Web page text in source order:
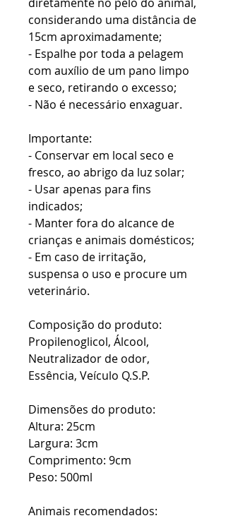
considerando uma distância de
15cm aproximadamente;
- Espalhe por toda a pelagem
com auxílio de um pano limpo
e seco, retirando o excesso;
- Não é necessário enxaguar.
Importante:
- Conservar em local seco e
fresco, ao abrigo da luz solar;
- Usar apenas para fins
indicados;
- Manter fora do alcance de
crianças e animais domésticos;
- Em caso de irritação,
suspensa o uso e procure um
veterinário.
Composição do produto:
Propilenoglicol, Álcool,
Neutralizador de odor,
Essência, Veículo Q.S.P.
Dimensões do produto:
Altura: 25cm
Largura: 3cm
Comprimento: 9cm
Peso: 500ml
Animais recomendados: